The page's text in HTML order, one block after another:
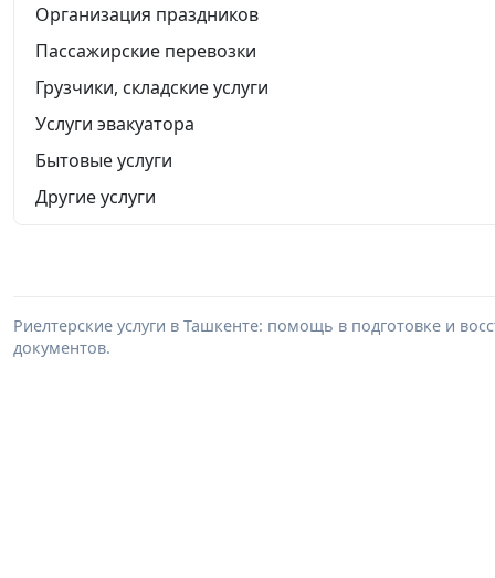
Организация праздников
Пассажирские перевозки
Грузчики, складские услуги
Услуги эвакуатора
Бытовые услуги
Другие услуги
Риелтерские услуги в Ташкенте: помощь в подготовке и
документов.